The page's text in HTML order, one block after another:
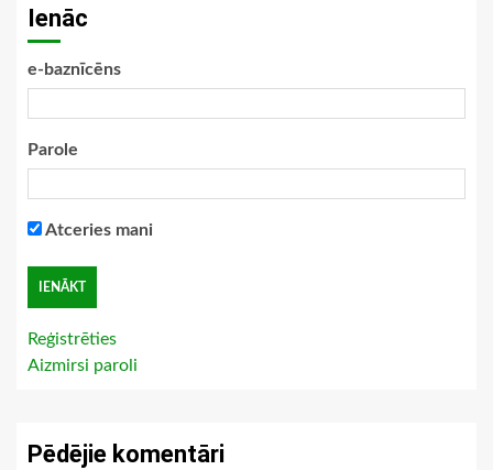
Ienāc
e-baznīcēns
Parole
Atceries mani
Reģistrēties
Aizmirsi paroli
Pēdējie komentāri